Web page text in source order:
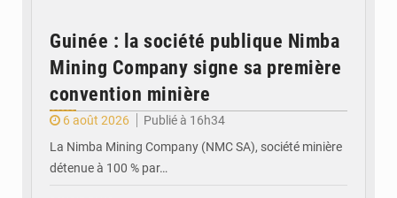
Guinée : la société publique Nimba
Mining Company signe sa première
convention minière
6 août 2026
Publié à 16h34
La Nimba Mining Company (NMC SA), société minière
détenue à 100 % par…